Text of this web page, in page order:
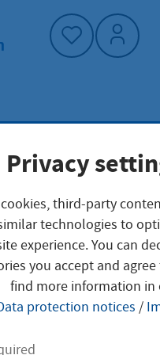
und
Eintragung
zur Auskunft
und
Privacy
cookies, third-party
technologies to
experience. You can
you accept and agree
find more information in
protection notices /